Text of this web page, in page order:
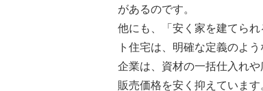
があるのです。
他にも、「安く家を建てら
ト住宅は、明確な定義のよ
企業は、資材の一括仕入れ
販売価格を安く抑えていま